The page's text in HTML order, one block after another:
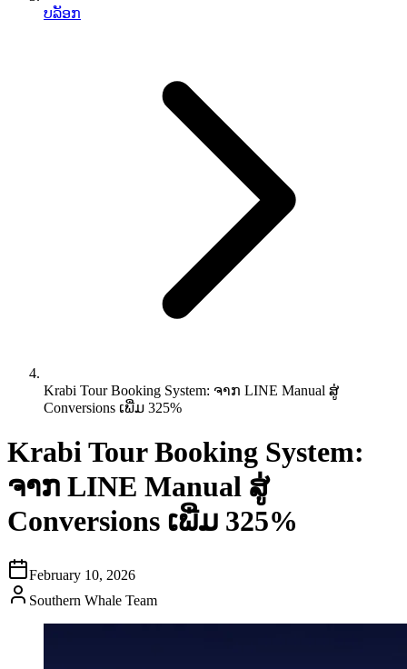
ບລັອກ
Krabi Tour Booking System: ຈາກ LINE Manual ສູ່
Conversions ເພີ່ມ 325%
Krabi Tour Booking System:
ຈາກ LINE Manual ສູ່
Conversions ເພີ່ມ 325%
February 10, 2026
Southern Whale Team